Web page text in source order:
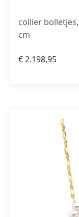
collier
cm
€2.198,95